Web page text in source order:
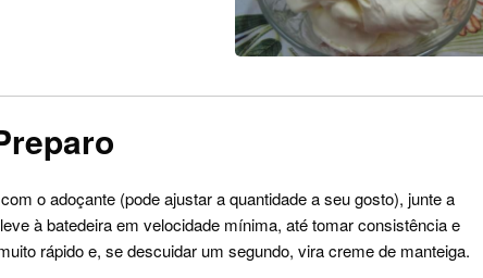
o adoçante (pode ajustar a quantidade a seu gosto), junte a
à batedeira em velocidade mínima, até tomar consistência e
rápido e, se descuidar um segundo, vira creme de manteiga.